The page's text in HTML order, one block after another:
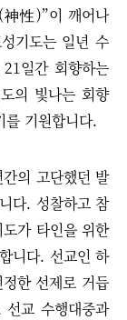
神性)”이 깨어나
기도는 일년 수
일간 회향하는
의 빛나는 회향
를 기원합니다.
의 고단했던 발
다. 성찰하고 참
가 타인을 위한
니다. 선교인 하
한 선제로 거듭
교 수행대중과